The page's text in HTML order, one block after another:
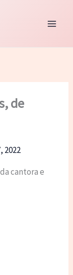
de
2022
cantora e